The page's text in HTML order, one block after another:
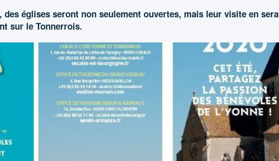
des églises seront non seulement ouvertes, mais leur visite en sera
sur le Tonnerrois.